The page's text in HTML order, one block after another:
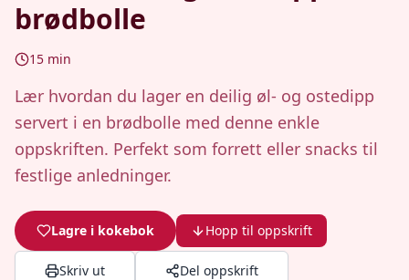
brødbolle
15 min
Lær hvordan du lager en deilig øl- og ostedipp
servert i en brødbolle med denne enkle
oppskriften. Perfekt som forrett eller snacks til
festlige anledninger.
Lagre i kokebok Hopp til oppskrift
Skriv ut Del oppskrift